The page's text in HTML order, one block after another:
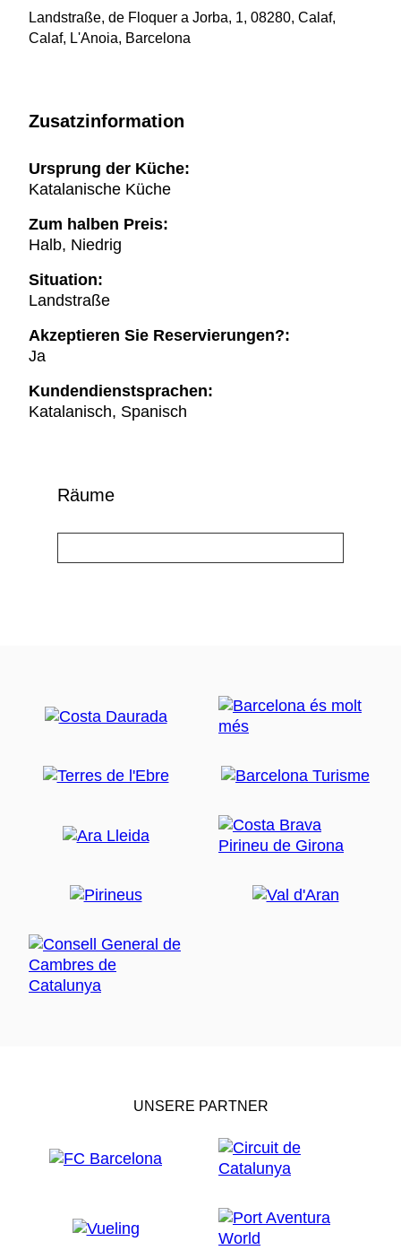
Landstraße, de Floquer a Jorba, 1, 08280, Calaf,
Calaf, L'Anoia, Barcelona
Zusatzinformation
Ursprung der Küche:
Katalanische Küche
Zum halben Preis:
Halb, Niedrig
Situation:
Landstraße
Akzeptieren Sie Reservierungen?:
Ja
Kundendienstsprachen:
Katalanisch, Spanisch
Räume
UNSERE PARTNER